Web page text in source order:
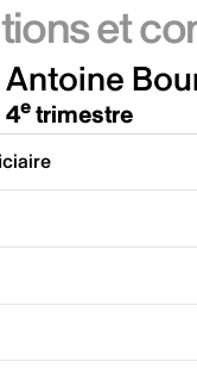
et
4etrimestre